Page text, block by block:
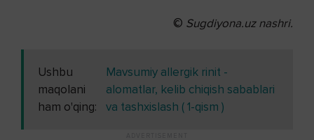
© Sugdiyona.uz nashri.
Ushbu
maqolani
ham o'qing:
Mavsumiy allergik rinit -
alomatlar, kelib chiqish sabablari
va tashxislash ( 1-qism )